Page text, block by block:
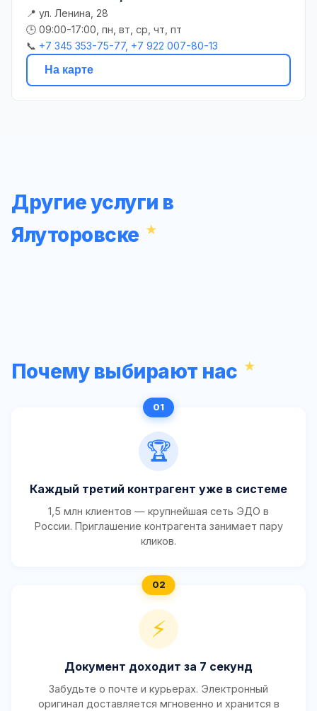
📍 ул. Ленина, 28
🕒 09:00-17:00, пн, вт, ср, чт, пт
📞 +7 345 353-75-77, +7 922 007-80-13
На карте
Другие услуги в
Ялуторовске
Почему выбирают нас
🏆
Каждый третий контрагент уже в системе
1,5 млн клиентов — крупнейшая сеть ЭДО в
России. Приглашение контрагента занимает пару
кликов.
⚡
Документ доходит за 7 секунд
Забудьте о почте и курьерах. Электронный
оригинал доставляется мгновенно и хранится в